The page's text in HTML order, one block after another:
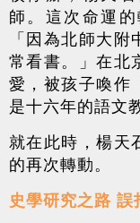
師。這次命運
「因為北師大
常看書。」在北
愛，被孩子喚作
是十六年的語文
就在此時，楊天
的再次轉動。
史學研究之路